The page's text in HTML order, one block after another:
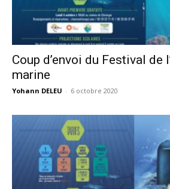
Coup d’envoi du Festival de
marine
Yohann DELEU - 6 octobre 2020